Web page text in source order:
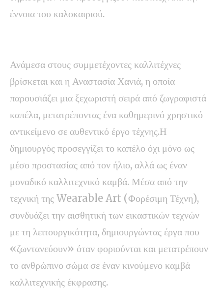
έννοια του καλοκαιριού.
Ανάμεσα στους συμμετέχοντες καλλιτέχνες
βρίσκεται και η Αναστασία Χανιά, η οποία
παρουσιάζει μια ξεχωριστή σειρά από ζωγραφιστά
καπέλα, μετατρέποντας ένα καθημερινό χρηστικό
αντικείμενο σε αυθεντικό έργο τέχνης.Η
δημιουργός προσεγγίζει το καπέλο όχι μόνο ως
μέσο προστασίας από τον ήλιο, αλλά ως έναν
μοναδικό καλλιτεχνικό καμβά. Μέσα από την
τεχνική της Wearable Art (Φορέσιμη Τέχνη),
συνδυάζει την αισθητική των εικαστικών τεχνών
με τη λειτουργικότητα, δημιουργώντας έργα που
«ζωντανεύουν» όταν φοριούνται και μετατρέπουν
το ανθρώπινο σώμα σε έναν κινούμενο καμβά
καλλιτεχνικής έκφρασης.